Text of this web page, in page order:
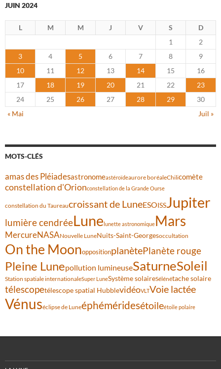
JUIN 2024
L M M J V S
D
1
2
3
4 5 6 7 8
9
10
11 12 13 14 15
16
17
18 19 20 21 22
23
24
25 26 27 28 29
30
« Mai
Juil »
MOTS-CLÉS
amas des Pléiadesastronomeastéroïdeaurore boréaleChilicomète
constellation d'Orionconstellation de la Grande Ourse
constellation du Taureaucroissant de LuneESOISSJupiter
lumière cendréeLunelunette astronomiqueMars
MercureNASANouvelle LuneNuits-Saint-Georgesoccultation
On the MoonoppositionplanètePlanète rouge
Pleine Lunepollution lumineuseSaturneSoleil
Station spatiale internationaleSuper LuneSystème solaireSélénétache solaire
télescopetélescope spatial HubblevidéoVLTVoie lactée
Vénuséclipse de Luneéphéméridesétoileétoile polaire